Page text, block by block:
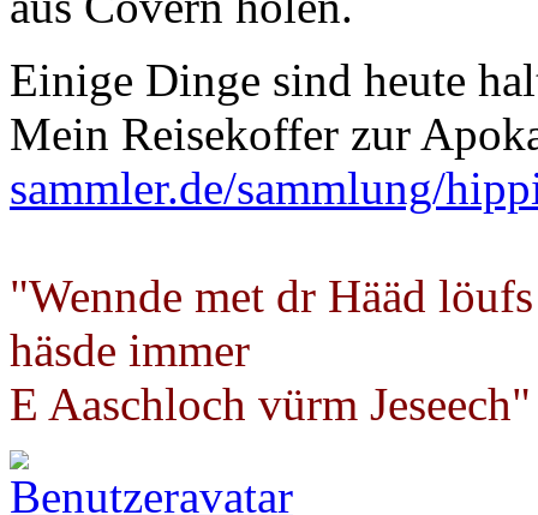
Einige Dinge sind heute
Mein Reisekoffer zur
sammler.de/sammlung/
"Wennde met dr Hääd löufs
häsde immer
E Aaschloch vürm Jeseech"